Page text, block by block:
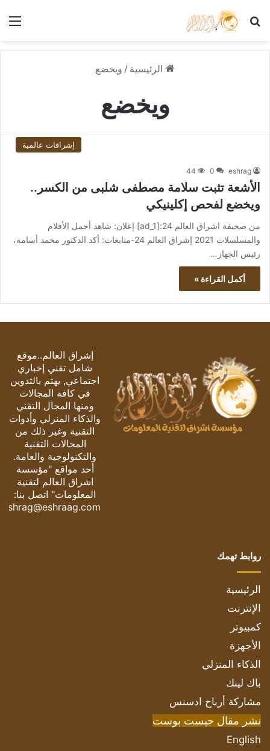
بحث عن
الرئيسية / ويخضع
ويخضع
إشراقات عالمية
eshrag
0
44
الأشعة تثبت سلامة مصطفى شلبى من الكسر..
ويخضع لفحص إكلينيكي
من صحيفة اشراق العالم 24:[ad_1] إعلان: شاهد أجمل الأفلام
والمسلسلات 2021 إشراق العالم 24-متابعات: أكد الدكتور محمد أسامة،
رئيس الجهاز…
أكمل القراءة »
إشراق العالم..موقع
شامل تقني إخباري
اجتماعي, يهتم بالتدوين
في كافة المجالات
ومنها المجال التقني
والذكاء المنزلي وأدوات
التقنية وغير ذلك من
المجالات التقنية
والتكنولوجية والعامة.
أحد مواقع "مؤسسة
اشراق العالم لتقنية
المعلومات" اتصل بنا:
eshrag@eshraag.com
روابط تهمك
الرئيسية
الإنترنت
كمبيوتر
الأجهزة
الذكاء المنزلي
باك لينك
مشاركة أرباح ادسنس
نشر مقال جيست بوست
English